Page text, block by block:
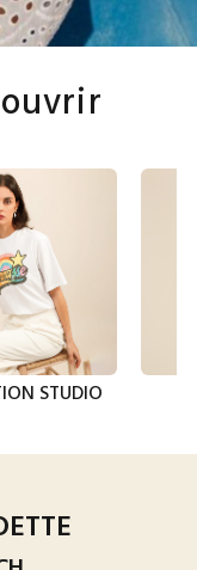
STUDIO